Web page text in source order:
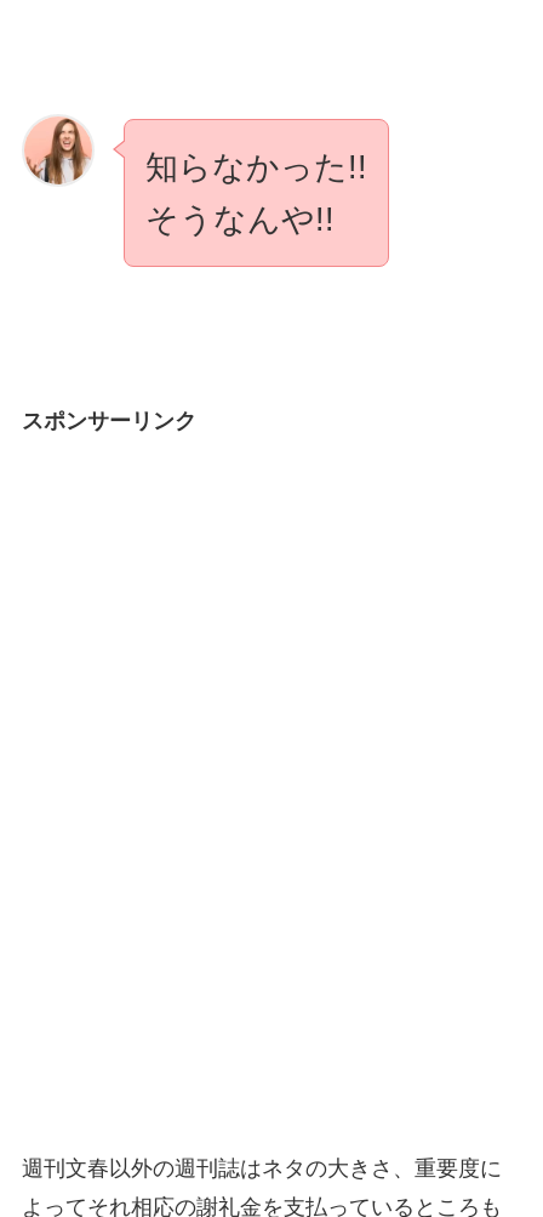
知らなかった!!
そうなんや!!
スポンサーリンク
週刊文春以外の週刊誌はネタの大きさ、重要度に
よってそれ相応の謝礼金を支払っているところも